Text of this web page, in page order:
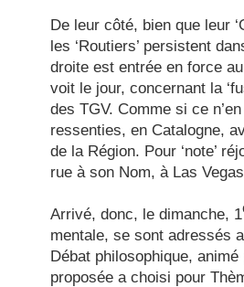
De leur côté, bien que leur
les ‘Routiers’ persistent
droite est entrée en force
voit le jour, concernant la
des TGV. Comme si ce
ressenties, en Catalogne,
de la Région. Pour ‘note’
rue à son Nom, à Las
Arrivé, donc, le dimanche, 1
mentale, se sont adressés
Débat philosophique, animé
proposée a choisi pour